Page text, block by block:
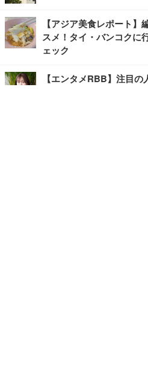
【アジア美食レポート
スメ！タイ・バンコクに
ェック
【エンタメRBB】注目